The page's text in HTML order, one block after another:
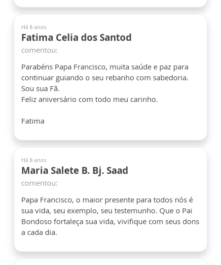
Há 8 anos
Fatima Celia dos Santod
comentou:
Parabéns Papa Francisco, muita saúde e paz para
continuar guiando o seu rebanho com sabedoria.
Sou sua Fã.
Feliz aniversário com todo meu carinho.
Fatima
Há 8 anos
Maria Salete B. Bj. Saad
comentou:
Papa Francisco, o maior presente para todos nós é
sua vida, seu exemplo, seu testemunho. Que o Pai
Bondoso fortaleça sua vida, vivifique com seus dons
a cada dia.